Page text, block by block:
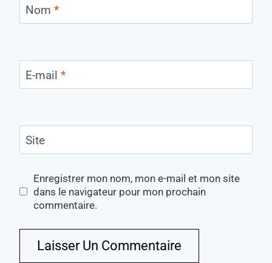
Nom *
E-mail *
Site
Enregistrer mon nom, mon e-mail et mon site
dans le navigateur pour mon prochain
commentaire.